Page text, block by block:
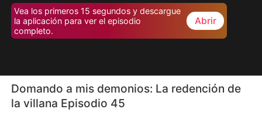
Vea los primeros 15 segundos y descargue
la aplicación para ver el episodio
completo.
Abrir
Domando a mis demonios: La redención de
la villana Episodio 45